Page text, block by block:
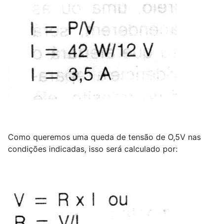
Como queremos uma queda de tensão de O,5V nas
condições indicadas, isso será calculado por: